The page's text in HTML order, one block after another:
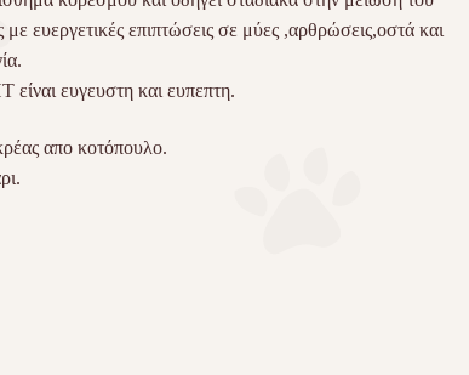
ευεργετικές επιπτώσεις σε μύες ,αρθρώσεις,οστά και
είναι ευγευστη και ευπεπτη.
απο κοτόπουλο.